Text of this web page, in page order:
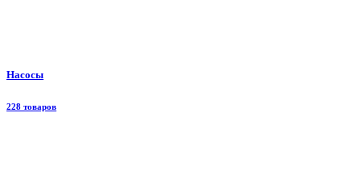
Насосы
228 товаров